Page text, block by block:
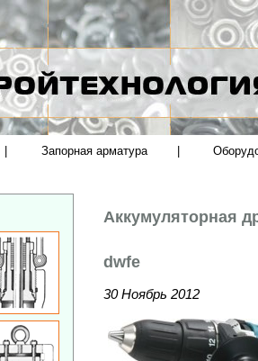
Запорная арматура
Аккумуляторная
dwfe
30 Ноябрь 2012